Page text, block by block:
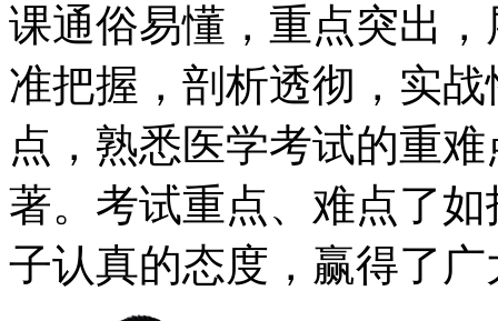
课通俗易懂，重点突出
准把握，剖析透彻，实
点，熟悉医学考试的重
著。考试重点、难点了
子认真的态度，赢得了